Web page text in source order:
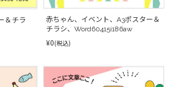
＆チラ
赤ちゃん、イベント、A3ポスター＆
チラシ、Word60415i186aw
¥0(税込)